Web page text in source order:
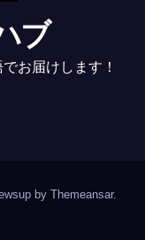
ブ
お届けします！
by Themeansar.